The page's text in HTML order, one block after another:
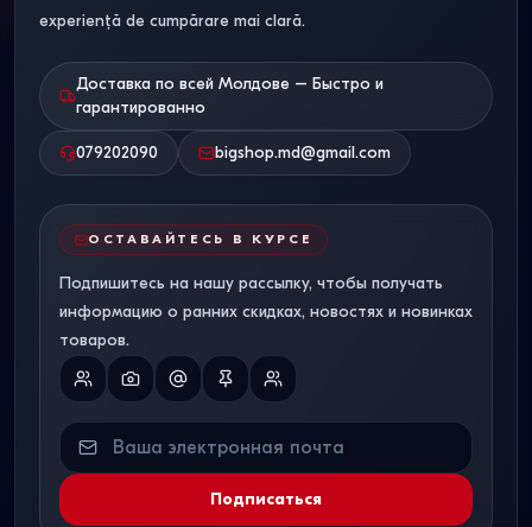
experiență de cumpărare mai clară.
Доставка по всей Молдове – Быстро и
гарантированно
079202090 bigshop.md@gmail.com
ОСТАВАЙТЕСЬ В КУРСЕ
Подпишитесь на нашу рассылку, чтобы получать
информацию о ранних скидках, новостях и новинках
товаров.
Подписаться